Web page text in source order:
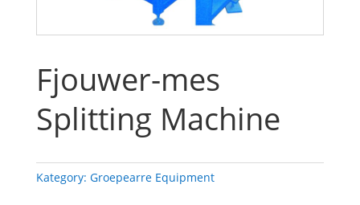
Fjouwer-mes
Splitting Machine
Kategory: Groepearre Equipment